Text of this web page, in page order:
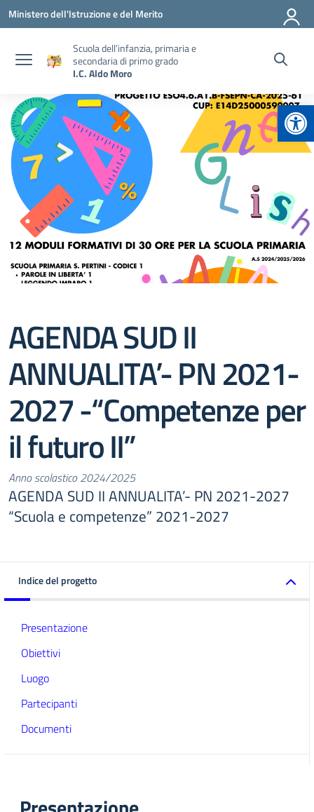
Vai ai contenuti
Vai al menu di navigazione
Vai al footer
Ministero dell'Istruzione e del Merito
Scuola dell’infanzia, primaria e
secondaria di primo grado
I.C. Aldo Moro
AGENDA SUD II
ANNUALITA’- PN 2021-
2027 -“Competenze per
il futuro II”
Anno scolastico 2024/2025
AGENDA SUD II ANNUALITA’- PN 2021-2027
“Scuola e competenze” 2021-2027
Indice del progetto
Presentazione
Obiettivi
Luogo
Partecipanti
Documenti